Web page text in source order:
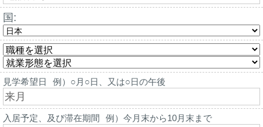
国:
見学希望日 例）○月○日、又は○日の午後
入居予定、及び滞在期間 例）今月末から10月末まで